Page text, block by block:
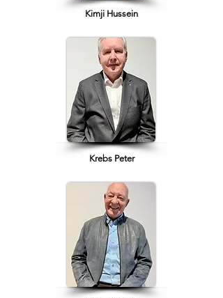
Kimji Hussein
Krebs Peter